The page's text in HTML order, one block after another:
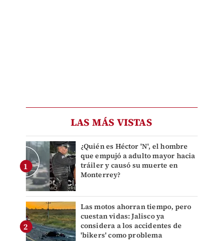
LAS MÁS VISTAS
¿Quién es Héctor 'N', el hombre
que empujó a adulto mayor hacia
tráiler y causó su muerte en
Monterrey?
Las motos ahorran tiempo, pero
cuestan vidas: Jalisco ya
considera a los accidentes de
'bikers' como problema